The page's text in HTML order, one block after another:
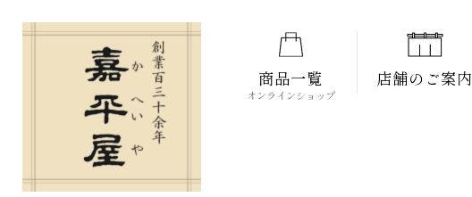
商品一覧
オンラインショップ
店舗のご案内